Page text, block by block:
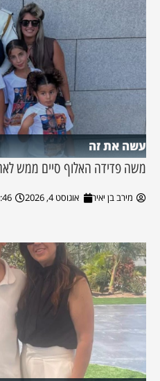
עשה את זה
משה פדידה האלוף סיים ממש
מירב בן יאיר אוגוסט 4, 2026 pm